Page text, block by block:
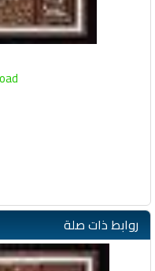
روابط ذات صلة